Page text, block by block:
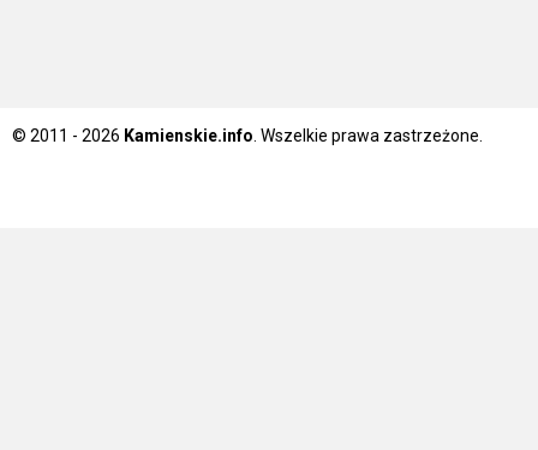
© 2011 - 2026 Kamienskie.info . Wszelkie prawa zastrzeżone.